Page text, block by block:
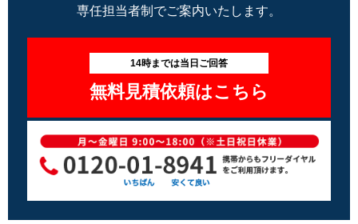
専任担当者制でご案内いたします。
14時までは当日ご回答
無料見積依頼はこちら